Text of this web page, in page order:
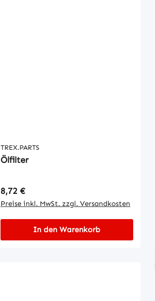
TREX.PARTS
Ölfilter
Regulärer Preis:
8,72 €
Preise inkl. MwSt. zzgl. Versandkosten
In den Warenkorb